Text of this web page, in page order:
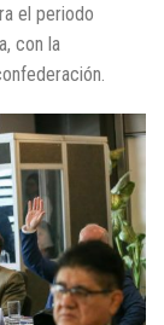
el periodo
con la